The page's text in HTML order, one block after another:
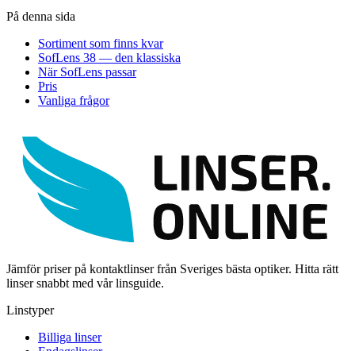
På denna sida
Sortiment som finns kvar
SofLens 38 — den klassiska
När SofLens passar
Pris
Vanliga frågor
Jämför priser på kontaktlinser från Sveriges bästa optiker. Hitta rätt
linser snabbt med vår linsguide.
Linstyper
Billiga linser